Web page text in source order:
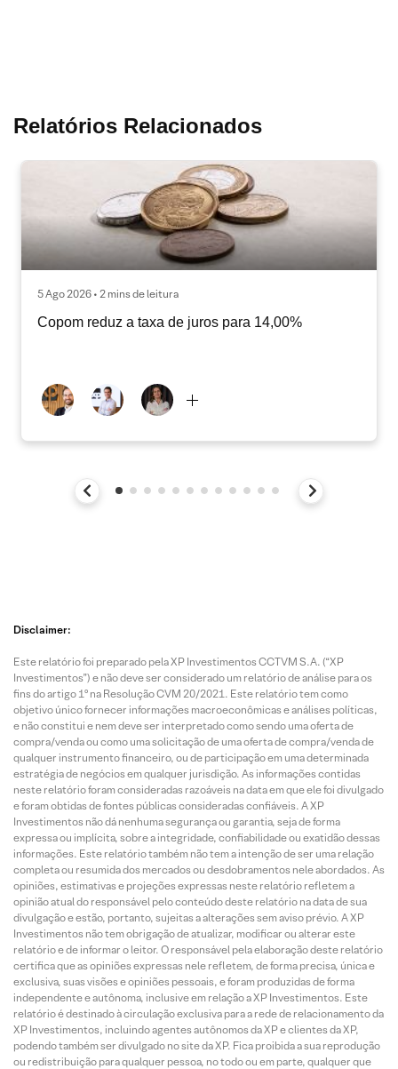
Relatórios Relacionados
5 Ago 2026 • 2 mins de leitura
Copom reduz a taxa de juros para 14,00%
Disclaimer:
Este relatório foi preparado pela XP Investimentos CCTVM S.A. (“XP
Investimentos”) e não deve ser considerado um relatório de análise para os
fins do artigo 1º na Resolução CVM 20/2021. Este relatório tem como
objetivo único fornecer informações macroeconômicas e análises políticas,
e não constitui e nem deve ser interpretado como sendo uma oferta de
compra/venda ou como uma solicitação de uma oferta de compra/venda de
qualquer instrumento financeiro, ou de participação em uma determinada
estratégia de negócios em qualquer jurisdição. As informações contidas
neste relatório foram consideradas razoáveis na data em que ele foi divulgado
e foram obtidas de fontes públicas consideradas confiáveis. A XP
Investimentos não dá nenhuma segurança ou garantia, seja de forma
expressa ou implícita, sobre a integridade, confiabilidade ou exatidão dessas
informações. Este relatório também não tem a intenção de ser uma relação
completa ou resumida dos mercados ou desdobramentos nele abordados. As
opiniões, estimativas e projeções expressas neste relatório refletem a
opinião atual do responsável pelo conteúdo deste relatório na data de sua
divulgação e estão, portanto, sujeitas a alterações sem aviso prévio. A XP
Investimentos não tem obrigação de atualizar, modificar ou alterar este
relatório e de informar o leitor. O responsável pela elaboração deste relatório
certifica que as opiniões expressas nele refletem, de forma precisa, única e
exclusiva, suas visões e opiniões pessoais, e foram produzidas de forma
independente e autônoma, inclusive em relação a XP Investimentos. Este
relatório é destinado à circulação exclusiva para a rede de relacionamento da
XP Investimentos, incluindo agentes autônomos da XP e clientes da XP,
podendo também ser divulgado no site da XP. Fica proibida a sua reprodução
ou redistribuição para qualquer pessoa, no todo ou em parte, qualquer que